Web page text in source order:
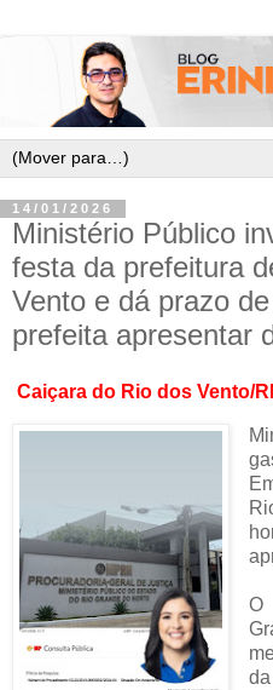
14/01/2026
Ministério Público
festa da prefeitura
Vento e dá prazo
prefeita apresentar
Caiçara do Rio dos Vento/
O